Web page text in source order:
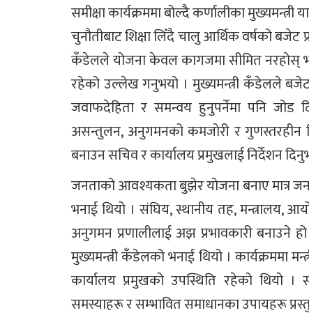
समीक्षा कार्यक्रममा बोल्दै कर्णालीका
चुनौतीबाट शिक्षा लिँदै चालु आर्थिक वर्षको बजेट
कँडेलले योजना केवल कागजमा सीमित नरहोस्
रहेको उल्लेख गनुभयो । मुख्यमन्त्री कँडेलले बजेट
जवाफदेहिता र समन्वय हुनुपर्नेमा पनि जोड
असन्तुलन, अनुगमनको कमजोरी र गुणस्तरहीन
बनाउन सचिव र कार्यालय प्रमुखलाई निर्देशन
जनताको आवश्यकता बुझेर योजना बनाए मात्र
भनाई थियो । संघिय, स्थानीय तह, मन्त्रालय,
अनुगमन प्रणालीलाई अझ प्रभावकारी बनाउने
मुख्यमन्त्री कँडेलको भनाई थियो । कार्यक्रममा
कार्यालय प्रमुखको उपस्थिति रहेको थियो ।
समस्याहरू र सम्भावित समाधानका उपायहरू